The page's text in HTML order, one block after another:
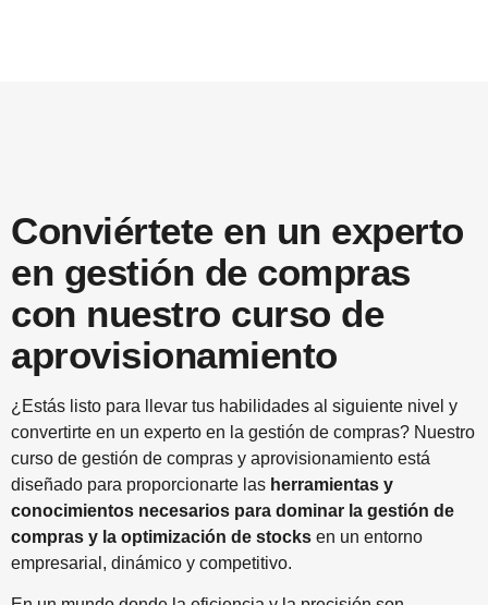
Conviértete en un experto
en gestión de compras
con nuestro curso de
aprovisionamiento
¿Estás listo para llevar tus habilidades al siguiente nivel y
convertirte en un experto en la gestión de compras? Nuestro
curso de gestión de compras y aprovisionamiento está
diseñado para proporcionarte las herramientas y
conocimientos necesarios para dominar la gestión de
compras y la optimización de stocks en un entorno
empresarial, dinámico y competitivo.